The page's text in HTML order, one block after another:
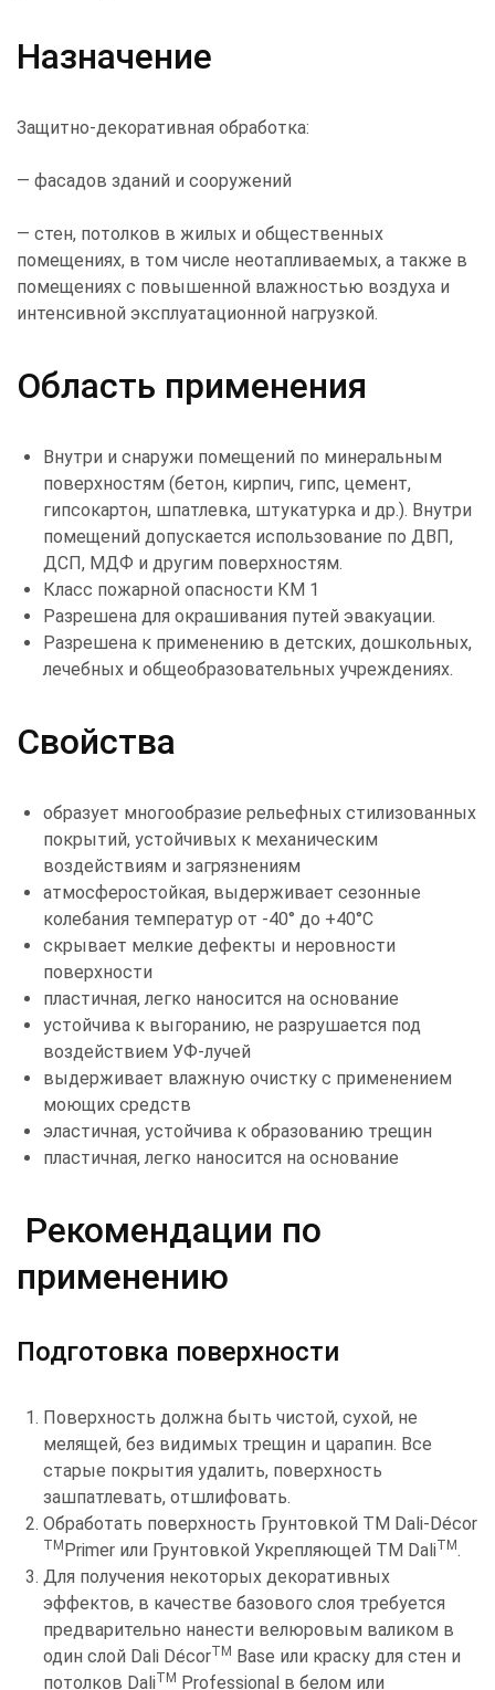
Назначение
Защитно-декоративная обработка:
— фасадов зданий и сооружений
— стен, потолков в жилых и общественных
помещениях, в том числе неотапливаемых, а также в
помещениях с повышенной влажностью воздуха и
интенсивной эксплуатационной нагрузкой.
Область применения
Внутри и снаружи помещений по минеральным
поверхностям (бетон, кирпич, гипс, цемент,
гипсокартон, шпатлевка, штукатурка и др.). Внутри
помещений допускается использование по ДВП,
ДСП, МДФ и другим поверхностям.
Класс пожарной опасности КМ 1
Разрешена для окрашивания путей эвакуации.
Разрешена к применению в детских, дошкольных,
лечебных и общеобразовательных учреждениях.
Свойства
образует многообразие рельефных стилизованных
покрытий, устойчивых к механическим
воздействиям и загрязнениям
атмосферостойкая, выдерживает сезонные
колебания температур от -40° до +40°С
скрывает мелкие дефекты и неровности
поверхности
пластичная, легко наносится на основание
устойчива к выгоранию, не разрушается под
воздействием УФ-лучей
выдерживает влажную очистку с применением
моющих средств
эластичная, устойчива к образованию трещин
пластичная, легко наносится на основание
Рекомендации по
применению
Подготовка поверхности
Поверхность должна быть чистой, сухой, не
мелящей, без видимых трещин и царапин. Все
старые покрытия удалить, поверхность
зашпатлевать, отшлифовать.
Обработать поверхность Грунтовкой TM Dali-Décor
TMPrimer или Грунтовкой Укрепляющей TM DaliTM.
Для получения некоторых декоративных
эффектов, в качестве базового слоя требуется
предварительно нанести велюровым валиком в
один слой Dali DécorTM Base или краску для стен и
потолков DaliTM Professional в белом или